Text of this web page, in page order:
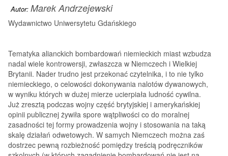
Autor: Marek Andrzejewski
Wydawnictwo Uniwersytetu Gdańskiego
Tematyka alianckich bombardowań niemieckich miast wzbudza
nadal wiele kontrowersji, zwłaszcza w Niemczech i Wielkiej
Brytanii. Nader trudno jest przekonać czytelnika, i to nie tylko
niemieckiego, o celowości dokonywania nalotów dywanowych,
w wyniku których w dużej mierze ucierpiała ludność cywilna.
Już zresztą podczas wojny część brytyjskiej i amerykańskiej
opinii publicznej żywiła spore wątpliwości co do moralnej
zasadności tej formy prowadzenia wojny i stosowania na taką
skalę działań odwetowych. W samych Niemczech można zaś
dostrzec pewną rozbieżność pomiędzy treścią podręczników